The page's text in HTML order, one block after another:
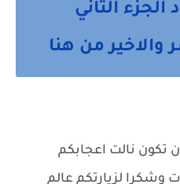
الثاني
والاخير من هنا
تكون نالت اعجابكم
وشكرا لزيارتكم عالم